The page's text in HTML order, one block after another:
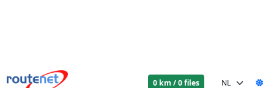
0 km / 0 files